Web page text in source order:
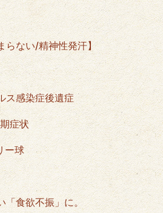
らない/精神性発汗】
ス感染症後遺症
症状
ー球
食欲不振」に。